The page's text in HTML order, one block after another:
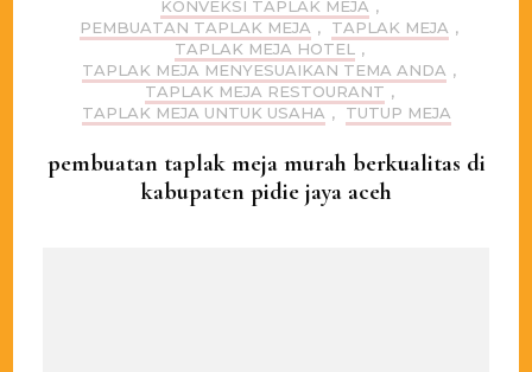
KONVEKSI TAPLAK MEJA ,
PEMBUATAN TAPLAK MEJA , TAPLAK MEJA ,
TAPLAK MEJA HOTEL
,
TAPLAK MEJA MENYESUAIKAN TEMA ANDA ,
TAPLAK MEJA RESTOURANT ,
TAPLAK MEJA UNTUK USAHA , TUTUP MEJA
pembuatan taplak meja murah berkualitas di
kabupaten pidie jaya aceh